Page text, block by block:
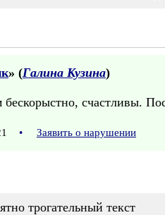
» (Галина Кузина)
счастливы.
• Заявить о нарушении
трогательный текст